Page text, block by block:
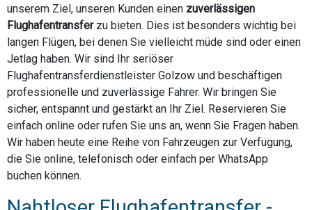
unserem Ziel, unseren Kunden einen zuverlässigen
Flughafentransferzu bieten. Dies ist besonders wichtig bei
langen Flügen, bei denen Sie vielleicht müde sind oder einen
Jetlag haben. Wir sind Ihr seriöser
Flughafentransferdienstleister Golzow und beschäftigen
professionelle und zuverlässige Fahrer. Wir bringen Sie
sicher, entspannt und gestärkt an Ihr Ziel. Reservieren Sie
einfach online oder rufen Sie uns an, wenn Sie Fragen haben.
Wir haben heute eine Reihe von Fahrzeugen zur Verfügung,
die Sie online, telefonisch oder einfach per WhatsApp
buchen können.